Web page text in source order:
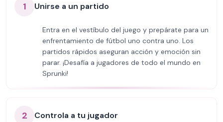
1 Unirse a un partido
Entra en el vestíbulo del juego y prepárate para un
enfrentamiento de fútbol uno contra uno. Los
partidos rápidos aseguran acción y emoción sin
parar. ¡Desafía a jugadores de todo el mundo en
Sprunki!
2 Controla a tu jugador